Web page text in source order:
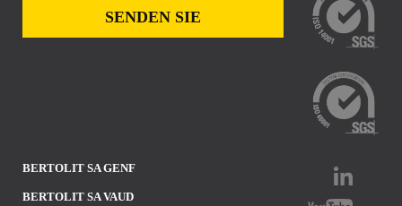
BERTOLIT SA GENF
BERTOLIT SA VAUD